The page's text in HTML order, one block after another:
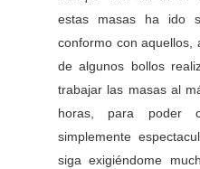
estas masas ha ido
conformo con aquellos,
de algunos bollos
trabajar las masas al
horas, para poder
simplemente
siga exigiéndome